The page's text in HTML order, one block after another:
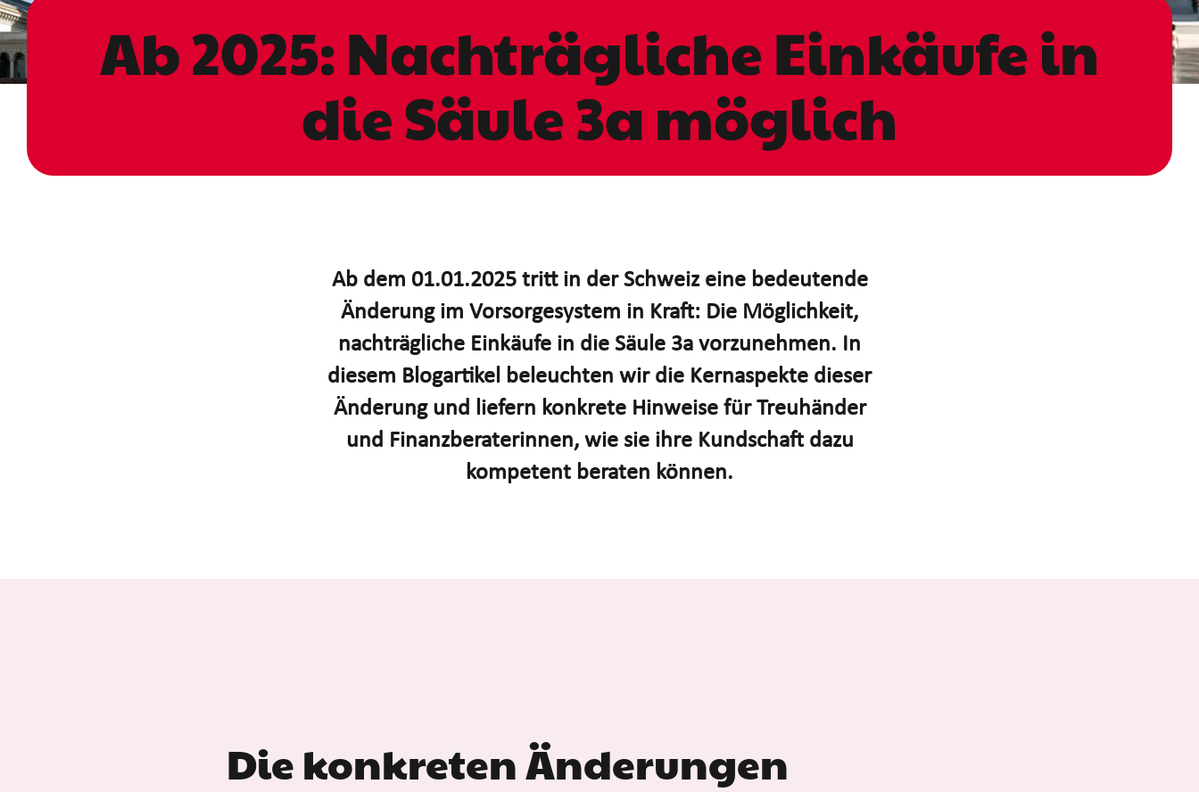
Ab 2025: Nachträgliche Einkäufe in
die Säule 3a möglich
Ab dem 01.01.2025 tritt in der Schweiz eine bedeutende
Änderung im Vorsorgesystem in Kraft: Die Möglichkeit,
nachträgliche Einkäufe in die Säule 3a vorzunehmen. In
diesem Blogartikel beleuchten wir die Kernaspekte dieser
Änderung und liefern konkrete Hinweise für Treuhänder
und Finanzberaterinnen, wie sie ihre Kundschaft dazu
kompetent beraten können.
Die konkreten Änderungen